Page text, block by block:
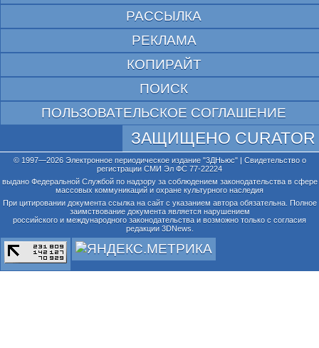
РАССЫЛКА
РЕКЛАМА
КОПИРАЙТ
ПОИСК
ПОЛЬЗОВАТЕЛЬСКОЕ СОГЛАШЕНИЕ
ЗАЩИЩЕНО CURATOR
© 1997—2026 Электронное периодическое издание "3ДНьюс" | Свидетельство о
регистрации СМИ Эл ФС 77-22224
выдано Федеральной Службой по надзору за соблюдением законодательства в сфере
массовых коммуникаций и охране культурного наследия
При цитировании документа ссылка на сайт с указанием автора обязательна. Полное
заимствование документа является нарушением
российского и международного законодательства и возможно только с согласия
редакции 3DNews.